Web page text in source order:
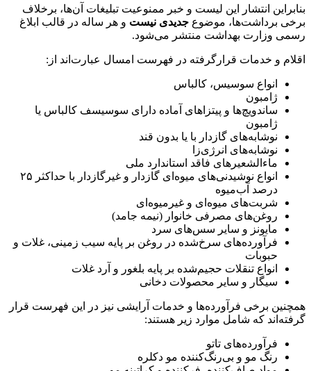
بنابراین انتشار این لیست و خبر ممنوعیت تبلیغات آن‌ها، برخلاف
برخی برداشت‌ها، موضوع جدیدی نیست و هر ساله در قالب ابلاغ
رسمی وزارت بهداشت منتشر می‌شود.
اقلام و خدمات قرارگرفته در فهرست امسال عبارت‌اند از:
انواع سوسیس، کالباس
ژامبون
ساندویچ‌ها و پیتزاهای آماده دارای سوسیسف کالباس یا
ژامبون
نوشابه‌های گازدار با یا بدون قند
نوشابه‌های انرژی‌زا
ماءالشعیرهای فاقد استاندارد ملی
انواع نوشیدنی‌های میوه‌ای گازدار و غیرگازدار با حداکثر ۲۵
درصد آب‌میوه
شربت‌های میوه‌ای و غیرمیوه‌ای
روغن‌های مصرفی خانوار (نیمه جامد)
مایونز و سایر سس‌های سرد
فرآورده‌های سرخ‌شده در روغن بر پایه سیب زمینی، غلات و
حبوبات
انواع تنقلات حجیم‌شده بر پایه بلغور و آرد غلات
سیگار و سایر محصولات دخانی
همچنین برخی فرآورده‌ها و خدمات آرایشی نیز در این فهرست قرار
گرفته‌اند که شامل موارد زیر هستند:
فرآورده‌های تاتو
رنگ مو و بی‌رنگ‌کننده مو دکلره